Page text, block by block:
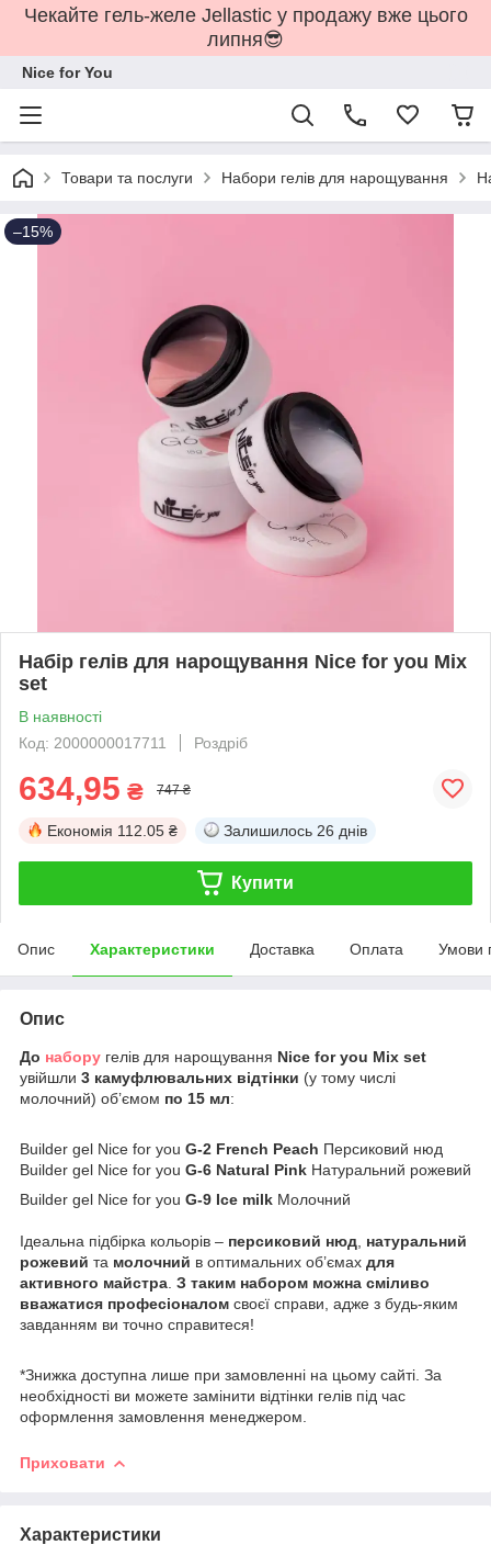
Чекайте гель-желе Jellastic у продажу вже цього
липня😎
Nice for You
Товари та послуги Набори гелів для нарощування
–15%
Набір гелів для нарощування Nice for you Mix
set
В наявності
Код: 2000000017711
Роздріб
634,95 ₴ 747 ₴
Економія 112.05 ₴ Залишилось 26 днів
Купити
Опис Характеристики Доставка Оплата Умови
Опис
До набору гелів для нарощування Nice for you Mix set
увійшли 3 камуфлювальних відтінки (у тому числі
молочний) об’ємом по 15 мл:
Builder gel Nice for you G-2 French Peach Персиковий нюд
Builder gel Nice for you G-6 Natural Pink Натуральний рожевий
Builder gel Nice for you G-9 Ice milk Молочний
Ідеальна підбірка кольорів – персиковий нюд натуральний
рожевий та молочний в оптимальних об’ємах для
активного майстра З таким набором можна сміливо
вважатися професіоналом своєї справи, адже з будь-яким
завданням ви точно справитеся!
*Знижка доступна лише при замовленні на цьому сайті. За
необхідності ви можете замінити відтінки гелів під час
оформлення замовлення менеджером.
Приховати
Характеристики